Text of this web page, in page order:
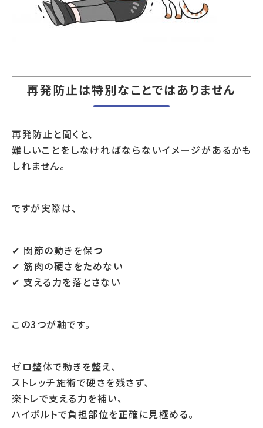
再発防止は特別なことではありません
再発防止と聞くと、
難しいことをしなければならないイメージがあるかも
しれません。
ですが実際は、
✔ 関節の動きを保つ
✔ 筋肉の硬さをためない
✔ 支える力を落とさない
この3つが軸です。
ゼロ整体で動きを整え、
ストレッチ施術で硬さを残さず、
楽トレで支える力を補い、
ハイボルトで負担部位を正確に見極める。